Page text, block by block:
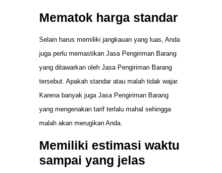
Mematok harga standar
Selain harus memiliki jangkauan yang luas, Anda
juga perlu memastikan Jasa Pengiriman Barang
yang ditawarkan oleh Jasa Pengiriman Barang
tersebut. Apakah standar atau malah tidak wajar.
Karena banyak juga Jasa Pengiriman Barang
yang mengenakan tarif terlalu mahal sehingga
malah akan merugikan Anda.
Memiliki estimasi waktu
sampai yang jelas